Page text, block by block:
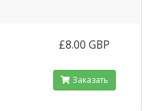
£8.00 GBP
Заказать